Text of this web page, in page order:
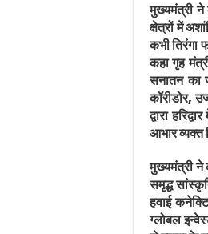
मुख्यमंत्री
क्षेत्रों में
कभी तिरंगा
कहा गृह
सनातन का
कॉरीडोर,
द्वारा
आभार व्यक्त
मुख्यमंत्री ने
समृद्ध
हवाई
ग्लोबल